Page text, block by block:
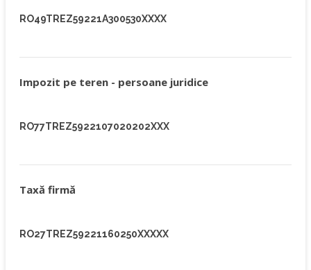
RO49TREZ59221A300530XXXX
Impozit pe teren - persoane juridice
RO77TREZ5922107020202XXX
Taxă firmă
RO27TREZ59221160250XXXXX